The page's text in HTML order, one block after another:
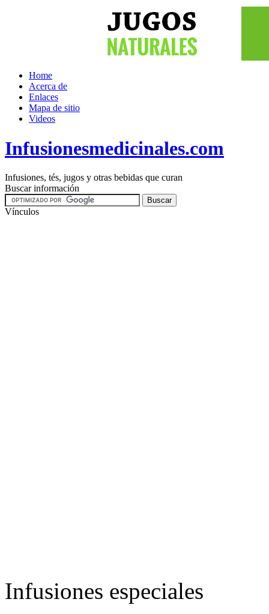
Home
Acerca de
Enlaces
Mapa de sitio
Videos
Infusionesmedicinales.com
Infusiones, tés, jugos y otras bebidas que curan
Buscar información
Vínculos
Infusiones especiales